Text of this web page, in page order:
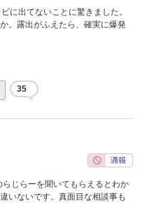
に出てないことに驚きました。
。露出がふえたら、確実に爆発
35
じらーを聞いてもらえるとわか
いないです。真面目な相談事も